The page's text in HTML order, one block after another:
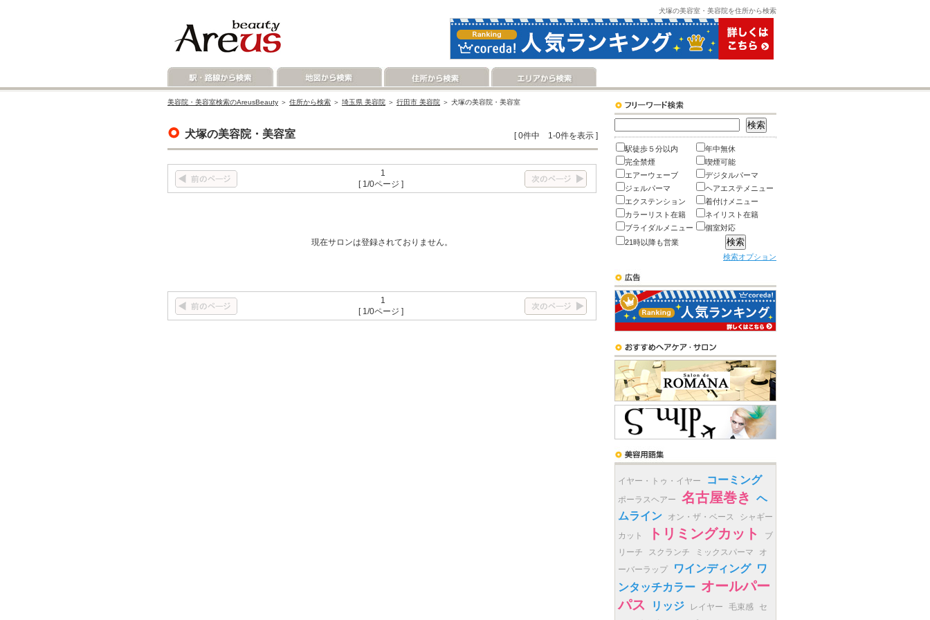
犬塚の美容室・美容院を住所から検索
美容院・美容室検索のAreusBeauty ＞ 住所から検索 ＞ 埼玉県 美容院 ＞ 行田市 美容院 ＞ 犬塚の美容院・美容室
犬塚の美容院・美容室 [ 0件中 1-0件を表示 ]
1
[ 1/0ページ ]
現在サロンは登録されておりません。
1
[ 1/0ページ ]
駅徒歩５分以内
年中無休
完全禁煙
喫煙可能
エアーウェーブ
デジタルパーマ
ジェルパーマ
ヘアエステメニュー
エクステンション
着付けメニュー
カラーリスト在籍
ネイリスト在籍
ブライダルメニュー
個室対応
21時以降も営業
検索オプション
イヤー・トゥ・イヤー コーミング
ポーラスヘアー 名古屋巻き
ヘ
ムライン
オン・ザ・ベース
シャギー
カット
トリミングカット
ブ
リーチ
スクランチ ミックスパーマ
オ
ーバーラップ
ワインディング ワ
ンタッチカラー オールパー
パス
リッジ レイヤー 毛束感
セ